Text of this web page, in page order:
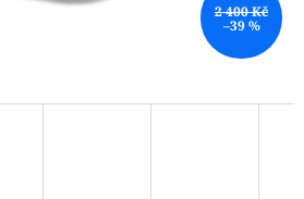
2 400 Kč
–39 %